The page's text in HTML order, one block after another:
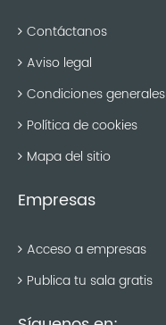
Contáctanos
Aviso legal
Condiciones generales
Política de cookies
Mapa del sitio
Empresas
Acceso a empresas
Publica tu sala gratis